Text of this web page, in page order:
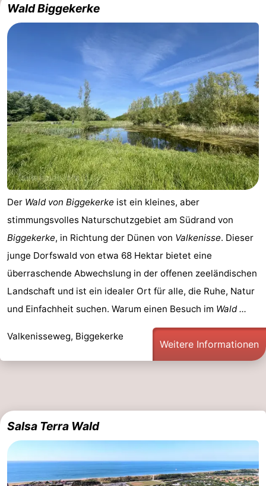
Wald Biggekerke
Der Wald von Biggekerke ist ein kleines, aber
stimmungsvolles Naturschutzgebiet am Südrand von
Biggekerke, in Richtung der Dünen von Valkenisse. Dieser
junge Dorfswald von etwa 68 Hektar bietet eine
überraschende Abwechslung in der offenen zeeländischen
Landschaft und ist ein idealer Ort für alle, die Ruhe, Natur
und Einfachheit suchen. Warum einen Besuch im Wald ...
Valkenisseweg, Biggekerke
Weitere Informationen
Salsa Terra Wald